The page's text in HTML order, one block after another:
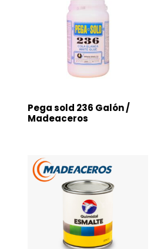
Pega sold 236 Galón /
Madeaceros